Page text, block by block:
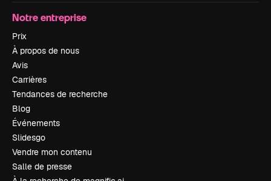
Notre entreprise
Prix
À propos de nous
Avis
Carrières
Tendances de recherche
Blog
Événements
Slidesgo
Vendre mon contenu
Salle de presse